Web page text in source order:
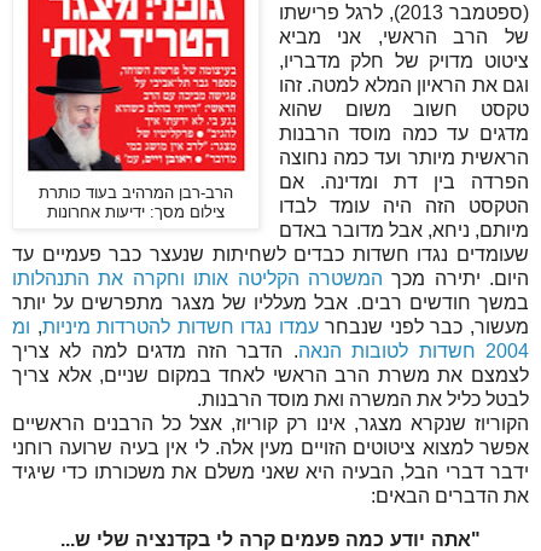
הרב-רבן המרהיב בעוד כותרת
צילום מסך: ידיעות אחרונות
(ספטמבר 2013), לרגל פרישתו
של הרב הראשי, אני מביא
ציטוט מדויק של חלק מדבריו,
וגם את הראיון המלא למטה. זהו
טקסט חשוב משום שהוא
מדגים עד כמה מוסד הרבנות
הראשית מיותר ועד כמה נחוצה
הפרדה בין דת ומדינה. אם
הטקסט הזה היה עומד לבדו
מיותם, ניחא, אבל מדובר באדם
שעומדים נגדו חשדות כבדים לשחיתות שנעצר כבר פעמיים עד
היום. יתירה מכך המשטרה הקליטה אותו וחקרה את התנהלותו
במשך חודשים רבים. אבל מעלליו של מצגר מתפרשים על יותר
מעשור, כבר לפני שנבחרעמדו נגדו חשדות להטרדות מיניות, ומ
2004 חשדות לטובות הנאה
. הדבר הזה מדגים למה לא צריך
לצמצם את משרת הרב הראשי לאחד במקום שניים, אלא צריך
לבטל כליל את המשרה ואת מוסד הרבנות.
הקוריוז שנקרא מצגר, אינו רק קוריוז, אצל כל הרבנים הראשיים
אפשר למצוא ציטוטים הזויים מעין אלה. לי אין בעיה שרועה רוחני
ידבר דברי הבל, הבעיה היא שאני משלם את משכורתו כדי שיגיד
את הדברים הבאים:
"אתה יודע כמה פעמים קרה לי בקדנציה שלי ש...